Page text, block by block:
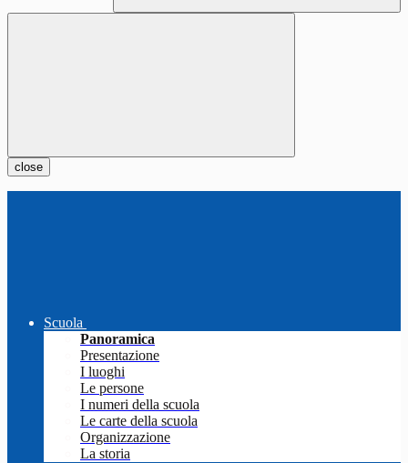
close
Scuola
Panoramica
Presentazione
I luoghi
Le persone
I numeri della scuola
Le carte della scuola
Organizzazione
La storia